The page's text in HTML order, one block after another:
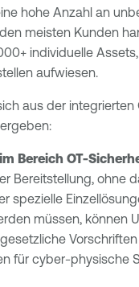
hohe Anzahl an
meisten Kunden
individuelle
aufwiesen.
aus der
Bereich OT-
Bereitstellung, ohne
spezielle
müssen, können
für cyber-physische